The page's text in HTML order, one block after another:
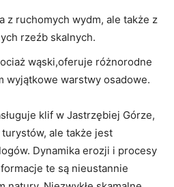
z ruchomych wydm, ale także z
rzeźb skalnych.
wąski,oferuje różnorodne
wyjątkowe warstwy osadowe.
klif w Jastrzębiej Górze,
ale także jest
Dynamika erozji i procesy
te są nieustannie